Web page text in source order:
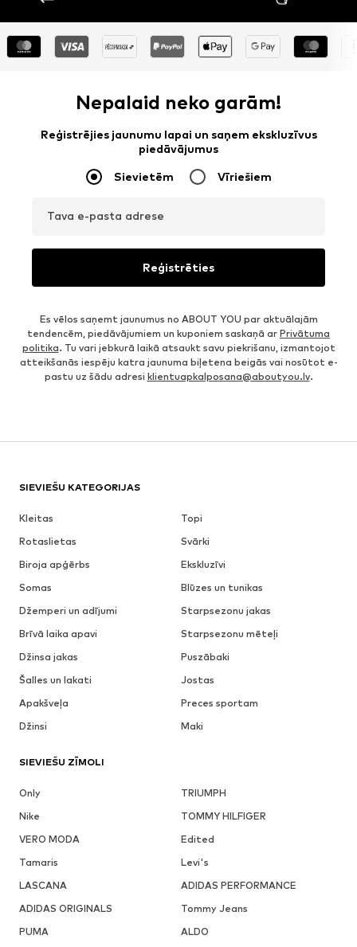
Nepalaid neko garām!
Reģistrējies jaunumu lapai un saņem ekskluzīvus
piedāvājumus
Sievietēm Vīriešiem
Tava e-pasta adrese
Reģistrēties
Es vēlos saņemt jaunumus no ABOUT YOU par aktuālajām
tendencēm, piedāvājumiem un kuponiem saskaņā ar Privātuma
politika. Tu vari jebkurā laikā atsaukt savu piekrišanu, izmantojot
atteikšanās iespēju katra jaunuma biļetena beigās vai nosūtot e-
pastu uz šādu adresi klientuapkalposana@aboutyou.lv.
SIEVIEŠU KATEGORIJAS
Kleitas
Topi
Rotaslietas
Svārki
Biroja apģērbs
Ekskluzīvi
Somas
Blūzes un tunikas
Džemperi un adījumi
Starpsezonu jakas
Brīvā laika apavi
Starpsezonu mēteļi
Džinsa jakas
Puszābaki
Šalles un lakati
Jostas
Apakšveļa
Preces sportam
Džinsi
Maki
SIEVIEŠU ZĪMOLI
Only
TRIUMPH
Nike
TOMMY HILFIGER
VERO MODA
Edited
Tamaris
Levi's
LASCANA
ADIDAS PERFORMANCE
ADIDAS ORIGINALS
Tommy Jeans
PUMA
ALDO